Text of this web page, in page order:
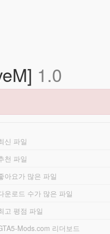
1.0
신 파일
천 파일
아요가 많은 파일
운로드 수가 많은 파일
고 평점 파일
Mods.com 리더보드